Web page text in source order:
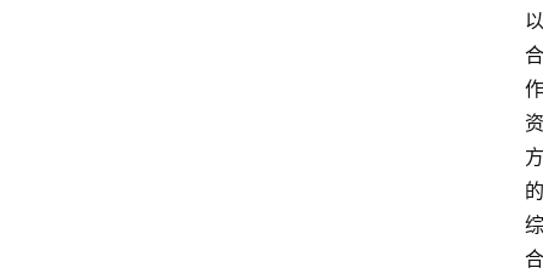
以
合
作
资
方
的
综
合